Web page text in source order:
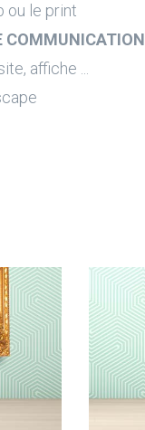
ou le print
COMMUNICATION
affiche ...